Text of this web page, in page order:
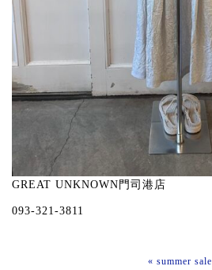
GREAT UNKNOWN門司港店
093-321-3811
« summer sale